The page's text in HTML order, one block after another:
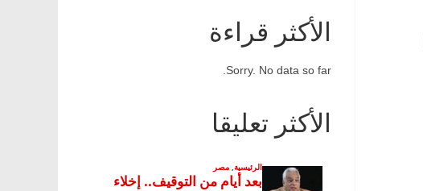
الأكثر قراءة
Sorry. No data so far.
الأكثر تعليقا